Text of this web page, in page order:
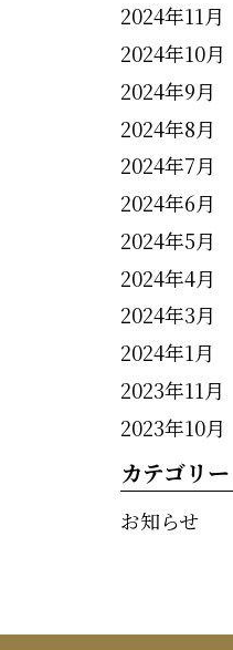
2024年11月
2024年10月
2024年9月
2024年8月
2024年7月
2024年6月
2024年5月
2024年4月
2024年3月
2024年1月
2023年11月
2023年10月
カテゴリー
お知らせ